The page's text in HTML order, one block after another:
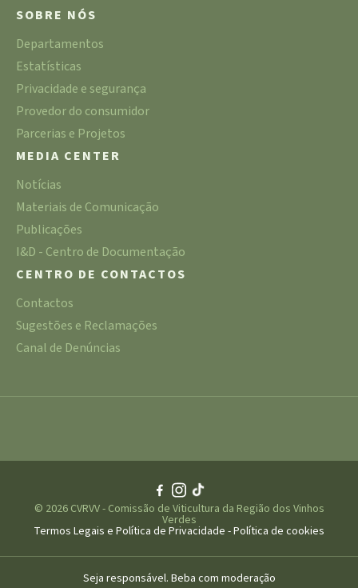
SOBRE NÓS
Departamentos
Estatísticas
Privacidade e segurança
Provedor do consumidor
Parcerias e Projetos
MEDIA CENTER
Notícias
Materiais de Comunicação
Publicações
I&D - Centro de Documentação
CENTRO DE CONTACTOS
Contactos
Sugestões e Reclamações
Canal de Denúncias
© 2026 CVRVV - Comissão de Viticultura da Região dos Vinhos
Verdes
Termos Legais e Política de Privacidade -Política de cookies
Seja responsável. Beba com moderação